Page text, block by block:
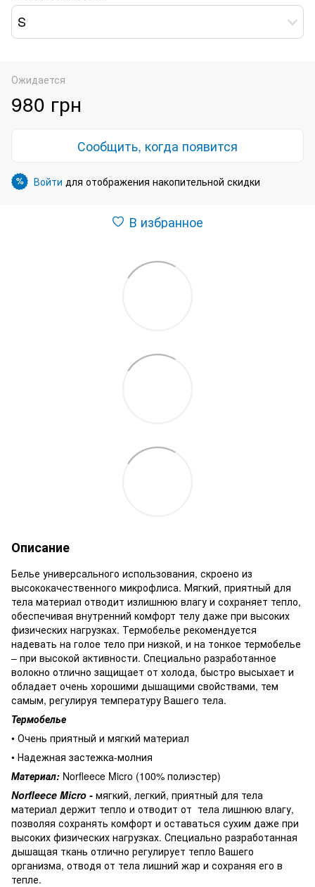
S
Ожидается
980 грн
Сообщить, когда появится
% Войти для отображения накопительной скидки
В избранное
Описание
Белье универсального использования, скроено из
высококачественного микрофлиса. Мягкий, приятный для
тела материал отводит излишнюю влагу и сохраняет тепло,
обеспечивая внутренний комфорт телу даже при высоких
физических нагрузках. Термобелье рекомендуется
надевать на голое тело при низкой, и на тонкое термобелье
– при высокой активности. Специально разработанное
волокно отлично защищает от холода, быстро высыхает и
обладает очень хорошими дышащими свойствами, тем
самым, регулируя температуру Вашего тела.
Термобелье
• Очень приятный и мягкий материал
• Надежная застежка-молния
Материал: Norfleece Micro (100% полиэстер)
Norfleece Micro - мягкий, легкий, приятный для тела
материал держит тепло и отводит от тела лишнюю влагу,
позволяя сохранять комфорт и оставаться сухим даже при
высоких физических нагрузках. Специально разработанная
дышащая ткань отлично регулирует тепло Вашего
организма, отводя от тела лишний жар и сохраняя его в
тепле.